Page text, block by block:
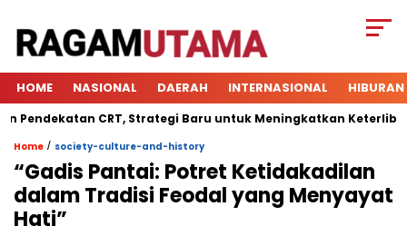
HOME NASIONAL DAERAH INTERNASIONAL HIBURAN
CRT, Strategi Baru untuk Meningkatkan Keterlibatan
Home / society-culture-and-history
“Gadis Pantai: Potret Ketidakadilan
dalam Tradisi Feodal yang Menyayat
Hati”